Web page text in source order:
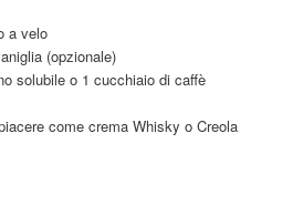
a velo
(opzionale)
solubile o 1 cucchiaio di caffè
come crema Whisky o Creola